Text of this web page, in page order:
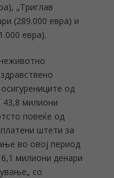
„Триглав
(289.000 евра) и
евра).
од
43,8 милиони
повеќе од
штети за
во овој период
милиони денари
со